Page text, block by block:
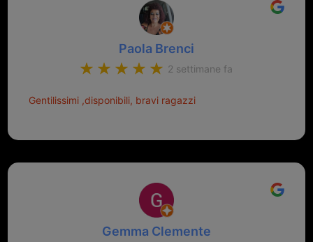
Paola Brenci
2 settimane fa
Gentilissimi ,disponibili, bravi ragazzi
Gemma Clemente